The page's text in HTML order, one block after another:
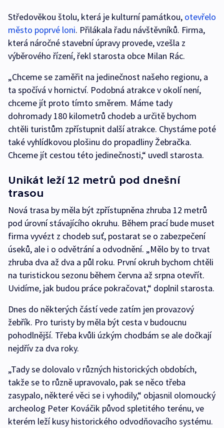
Středověkou štolu, která je kulturní památkou, otevřelo
město poprvé loni. Přilákala řadu návštěvníků. Firma,
která náročné stavební úpravy provede, vzešla z
výběrového řízení, řekl starosta obce Milan Rác.
„Chceme se zaměřit na jedinečnost našeho regionu, a
ta spočívá v hornictví. Podobná atrakce v okolí není,
chceme jít proto tímto směrem. Máme tady
dohromady 180 kilometrů chodeb a určitě bychom
chtěli turistům zpřístupnit další atrakce. Chystáme poté
také vyhlídkovou plošinu do propadliny Žebračka.
Chceme jít cestou této jedinečnosti,“ uvedl starosta.
Unikát leží 12 metrů pod dnešní
trasou
Nová trasa by měla být zpřístupněna zhruba 12 metrů
pod úrovní stávajícího okruhu. Během prací bude muset
firma vyvézt z chodeb suť, postarat se o zabezpečení
úseků, ale i o odvětrání a odvodnění. „Mělo by to trvat
zhruba dva až dva a půl roku. První okruh bychom chtěli
na turistickou sezonu během června až srpna otevřít.
Uvidíme, jak budou práce pokračovat,“ doplnil starosta.
Dnes do některých částí vede zatím jen provazový
žebřík. Pro turisty by měla být cesta v budoucnu
pohodlnější. Třeba kvůli úzkým chodbám se ale dočkají
nejdřív za dva roky.
„Tady se dolovalo v různých historických obdobích,
takže se to různě upravovalo, pak se něco třeba
zasypalo, některé věci se i vyhodily,“ objasnil olomoucký
archeolog Peter Kováčik původ spletitého terénu, ve
kterém leží kusy historického odvodňovacího systému.